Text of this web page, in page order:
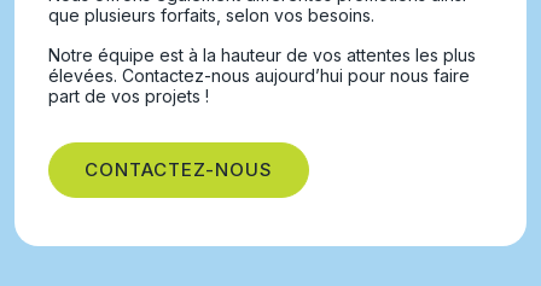
que plusieurs forfaits, selon vos besoins.
Notre équipe est à la hauteur de vos attentes les plus
élevées. Contactez-nous aujourd’hui pour nous faire
part de vos projets !
CONTACTEZ-NOUS